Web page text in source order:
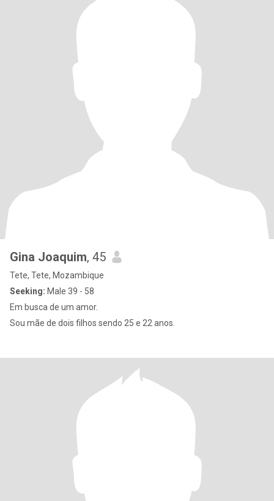
Gina Joaquim, 45
Tete, Tete, Mozambique
Seeking: Male 39 - 58
Em busca de um amor.
Sou mãe de dois filhos sendo 25 e 22 anos.